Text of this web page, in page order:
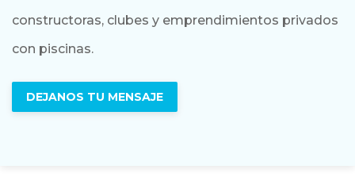
constructoras, clubes y emprendimientos privados
con piscinas.
DEJANOS TU MENSAJE